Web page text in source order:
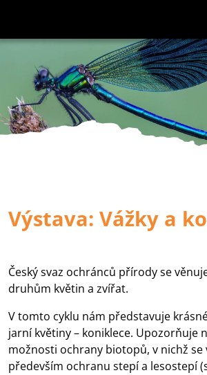
Výstava: Vážky a
Český svaz ochránců přírody se
druhům květin a zvířat.
V tomto cyklu nám představuje
jarní květiny – koniklece. Upozorňuje
možnosti ochrany biotopů, v nichž se
především ochranu stepí a lesostepí